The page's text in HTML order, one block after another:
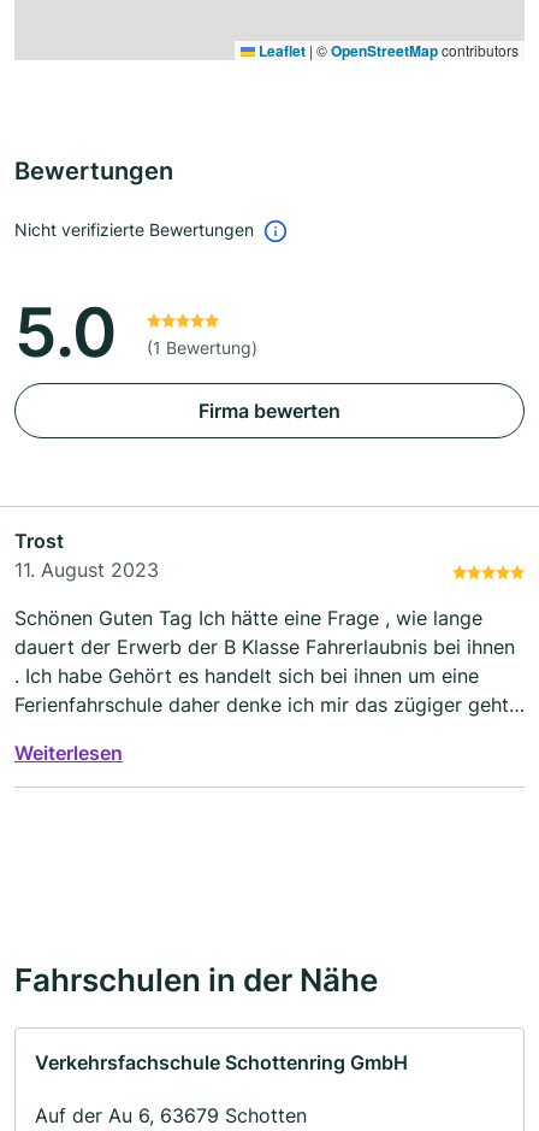
Leaflet | ©OpenStreetMapcontributors
Bewertungen
Nicht verifizierte Bewertungen
5.0 (1 Bewertung)
Firma bewerten
Trost
11. August 2023
Schönen Guten Tag Ich hätte eine Frage , wie lange
dauert der Erwerb der B Klasse Fahrerlaubnis bei ihnen
. Ich habe Gehört es handelt sich bei ihnen um eine
Ferienfahrschule daher denke ich mir das zügiger geht .
Weiterlesen
Fahrschulen in der Nähe
Verkehrsfachschule Schottenring GmbH
Auf der Au 6, 63679 Schotten